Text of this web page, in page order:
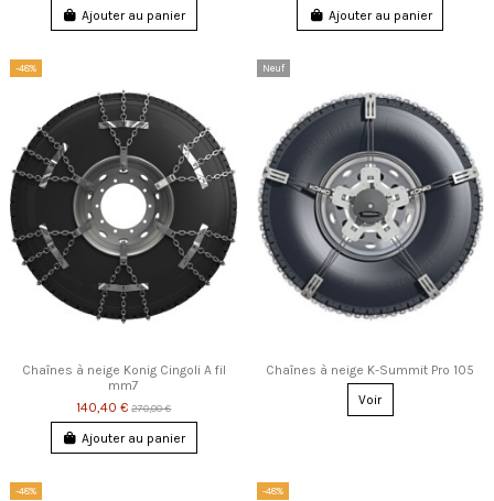
Ajouter au panier Ajouter au panier
-48%
Chaînes à neige Konig Cingoli A fil
mm7
140,40 €270,00 €
Ajouter au panier
Neuf
Chaînes à neige K-Summit Pro 105
Voir
-48% -48%